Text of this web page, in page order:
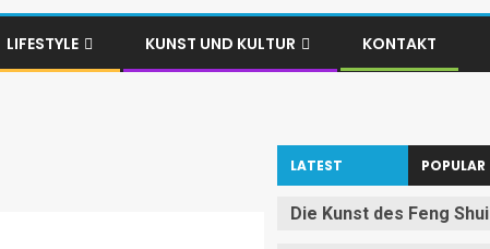
LIFESTYLE KUNST UND KULTUR KONTAKT
LATEST POPULAR
Die Kunst des Feng Shui